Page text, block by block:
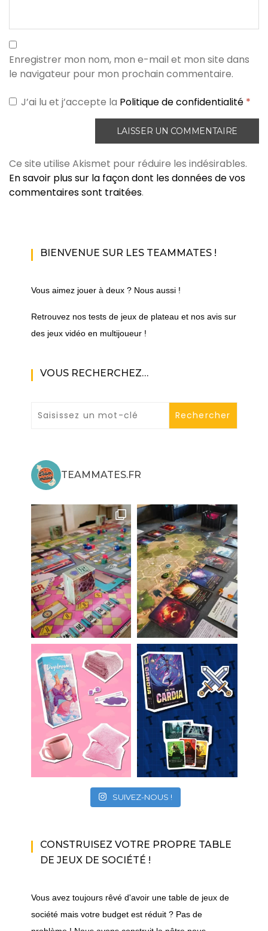
Enregistrer mon nom, mon e-mail et mon site dans
le navigateur pour mon prochain commentaire.
J’ai lu et j’accepte la Politique de confidentialité *
Ce site utilise Akismet pour réduire les indésirables.
En savoir plus sur la façon dont les données de vos
commentaires sont traitées.
BIENVENUE SUR LES TEAMMATES !
Vous aimez jouer à deux ? Nous aussi !
Retrouvez nos tests de jeux de plateau et nos avis sur
des jeux vidéo en multijoueur !
VOUS RECHERCHEZ…
TEAMMATES.FR
SUIVEZ-NOUS !
CONSTRUISEZ VOTRE PROPRE TABLE
DE JEUX DE SOCIÉTÉ !
Vous avez toujours rêvé d'avoir une table de jeux de
société mais votre budget est réduit ? Pas de